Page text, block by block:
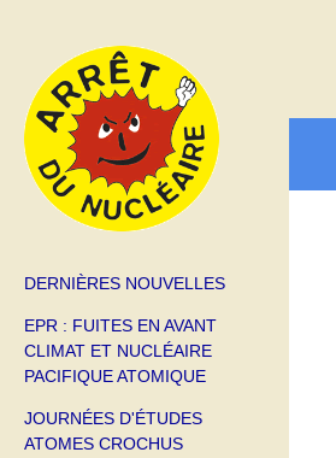
DERNIÈRES NOUVELLES
EPR : FUITES EN AVANT
CLIMAT ET NUCLÉAIRE
PACIFIQUE ATOMIQUE
JOURNÉES D'ÉTUDES
ATOMES CROCHUS